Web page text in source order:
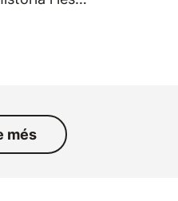
més